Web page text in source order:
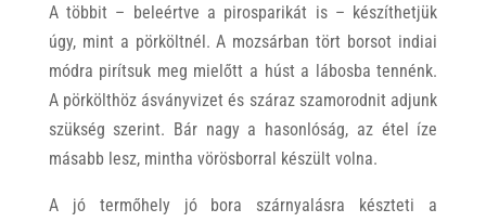
A többit – beleértve a pirosparikát is – készíthetjük
úgy, mint a pörköltnél. A mozsárban tört borsot indiai
módra pirítsuk meg mielőtt a húst a lábosba tennénk.
A pörkölthöz ásványvizet és száraz szamorodnit adjunk
szükség szerint. Bár nagy a hasonlóság, az étel íze
másabb lesz, mintha vörösborral készült volna.
A jó termőhely jó bora szárnyalásra készteti a